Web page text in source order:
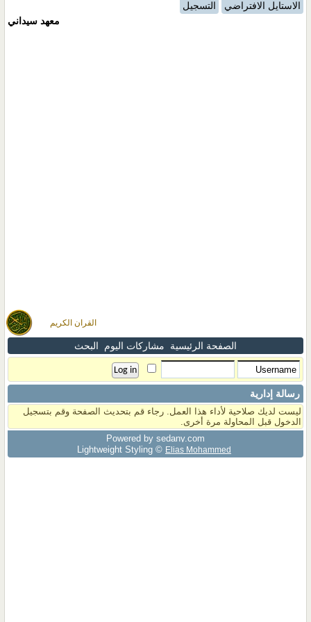
القران الكريم
الاستايل الافتراضي
التسجيل
معهد سيداني
الصفحة الرئيسية مشاركات اليوم البحث
رسالة إدارية
ليست لديك صلاحية لأداء هذا العمل. رجاء قم بتحديث الصفحة وقم بتسجيل
الدخول قبل المحاولة مرة أخرى.
Powered by sedany.com
Lightweight Styling © Elias Mohammed